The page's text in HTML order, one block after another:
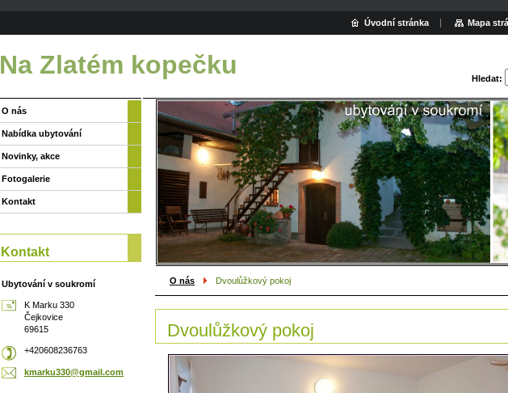
Na Zlatém kopečku Hledat:
O nás Dvoulůžkový pokoj
Dvoulůžkový pokoj
O nás
Nabídka ubytování
Novinky, akce
Fotogalerie
Kontakt
Kontakt
Ubytování v soukromí
K Marku 330
Čejkovice
69615
+420608236763
kmarku330@gmail.com
Úvodní stránka Mapa